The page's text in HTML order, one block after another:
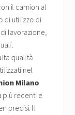
il camion al
di utilizzo di
lavorazione,
qualità
nel
Milano
più recenti e
precisi. Il